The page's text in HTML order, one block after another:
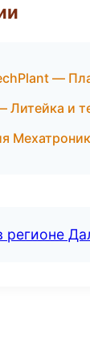
—
и
регионе